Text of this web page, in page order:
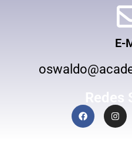
E-
Redes